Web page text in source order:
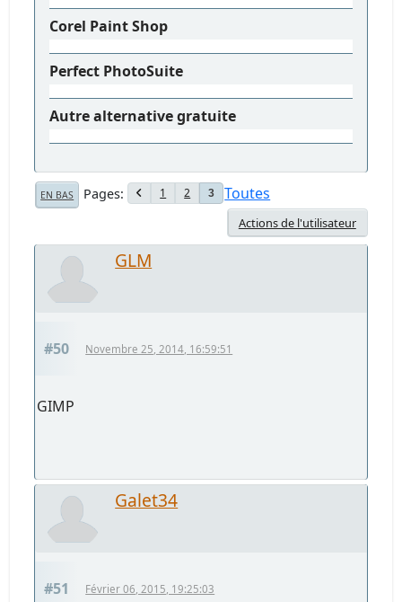
Corel Paint Shop
Perfect PhotoSuite
Autre alternative gratuite
EN BAS Pages 1 2 3 Toutes
Actions de l'utilisateur
GLM
#50 Novembre 25, 2014, 16:59:51
GIMP
Galet34
#51 Février 06, 2015, 19:25:03